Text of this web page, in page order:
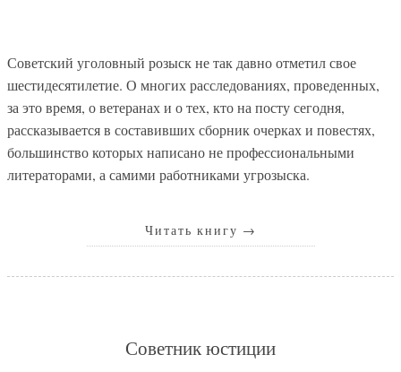
Советский уголовный розыск не так давно отметил свое
шестидесятилетие. О многих расследованиях, проведенных,
за это время, о ветеранах и о тех, кто на посту сегодня,
рассказывается в составивших сборник очерках и повестях,
большинство которых написано не профессиональными
литераторами, а самими работниками угрозыска.
Читать книгу →
Советник юстиции